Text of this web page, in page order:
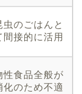
虫のごはんと
間接的に活用
性食品全般が
化のため不適